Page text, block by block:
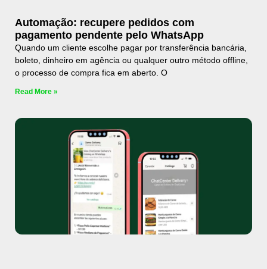
Automação: recupere pedidos com
pagamento pendente pelo WhatsApp
Quando um cliente escolhe pagar por transferência bancária,
boleto, dinheiro em agência ou qualquer outro método offline,
o processo de compra fica em aberto. O
Read More »